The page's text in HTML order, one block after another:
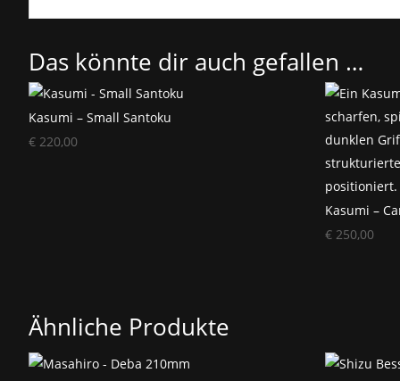
Das könnte dir auch gefallen …
Kasumi – Small Santoku
€ 220,00
Kasumi –
€ 250,00
Ähnliche Produkte